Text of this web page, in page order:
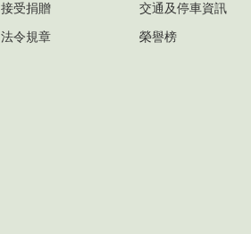
接受捐贈
法令規章
交通及停車資訊
榮譽榜